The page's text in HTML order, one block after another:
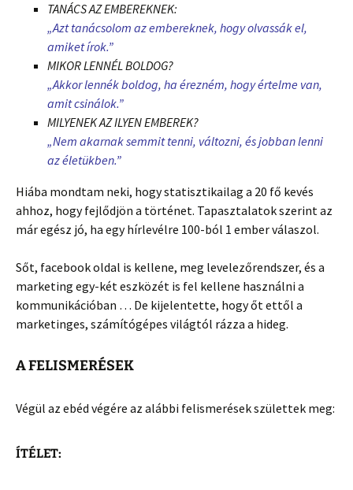
TANÁCS AZ EMBEREKNEK:
„Azt tanácsolom az embereknek, hogy olvassák el,
amiket írok.”
MIKOR LENNÉL BOLDOG?
„Akkor lennék boldog, ha érezném, hogy értelme van,
amit csinálok.”
MILYENEK AZ ILYEN EMBEREK?
„Nem akarnak semmit tenni, változni, és jobban lenni
az életükben.”
Hiába mondtam neki, hogy statisztikailag a 20 fő kevés
ahhoz, hogy fejlődjön a történet. Tapasztalatok szerint az
már egész jó, ha egy hírlevélre 100-ból 1 ember válaszol.
Sőt, facebook oldal is kellene, meg levelezőrendszer, és a
marketing egy-két eszközét is fel kellene használni a
kommunikációban … De kijelentette, hogy őt ettől a
marketinges, számítógépes világtól rázza a hideg.
A FELISMERÉSEK
Végül az ebéd végére az alábbi felismerések születtek meg:
ÍTÉLET: